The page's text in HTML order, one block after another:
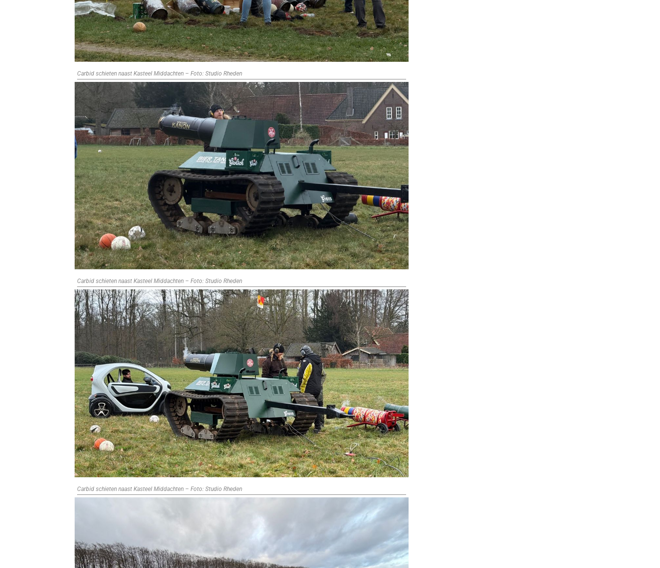
Carbid schieten naast Kasteel Middachten – Foto: Studio Rheden
Carbid schieten naast Kasteel Middachten – Foto: Studio Rheden
Carbid schieten naast Kasteel Middachten – Foto: Studio Rheden